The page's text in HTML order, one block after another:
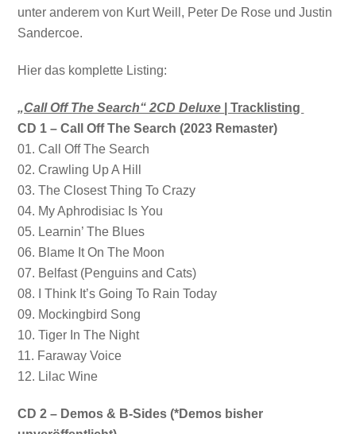
unter anderem von Kurt Weill, Peter De Rose und Justin
Sandercoe.
Hier das komplette Listing:
„Call Off The Search“ 2CD Deluxe
| Tracklisting
CD 1 – Call Off The Search (2023 Remaster)
01. Call Off The Search
02. Crawling Up A Hill
03. The Closest Thing To Crazy
04. My Aphrodisiac Is You
05. Learnin’ The Blues
06. Blame It On The Moon
07. Belfast (Penguins and Cats)
08. I Think It’s Going To Rain Today
09. Mockingbird Song
10. Tiger In The Night
11. Faraway Voice
12. Lilac Wine
CD 2 – Demos & B-Sides (*Demos bisher